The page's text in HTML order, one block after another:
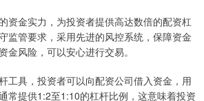
资金实力，为投资者提供高达数倍的配资杠
监管要求，采用先进的风控系统，保障资金
金风险，可以安心进行交易。
工具，投资者可以向配资公司借入资金，用
常提供1:2至1:10的杠杆比例，这意味着投资